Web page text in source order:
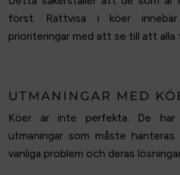
först. Rättvisa i köer
prioriteringar med att se till att alla
UTMANINGAR MED
Köer är inte perfekta. De har
utmaningar som måste
vanliga problem och deras